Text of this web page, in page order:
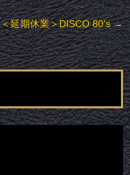
＜延期休業＞DISCO 80’s→